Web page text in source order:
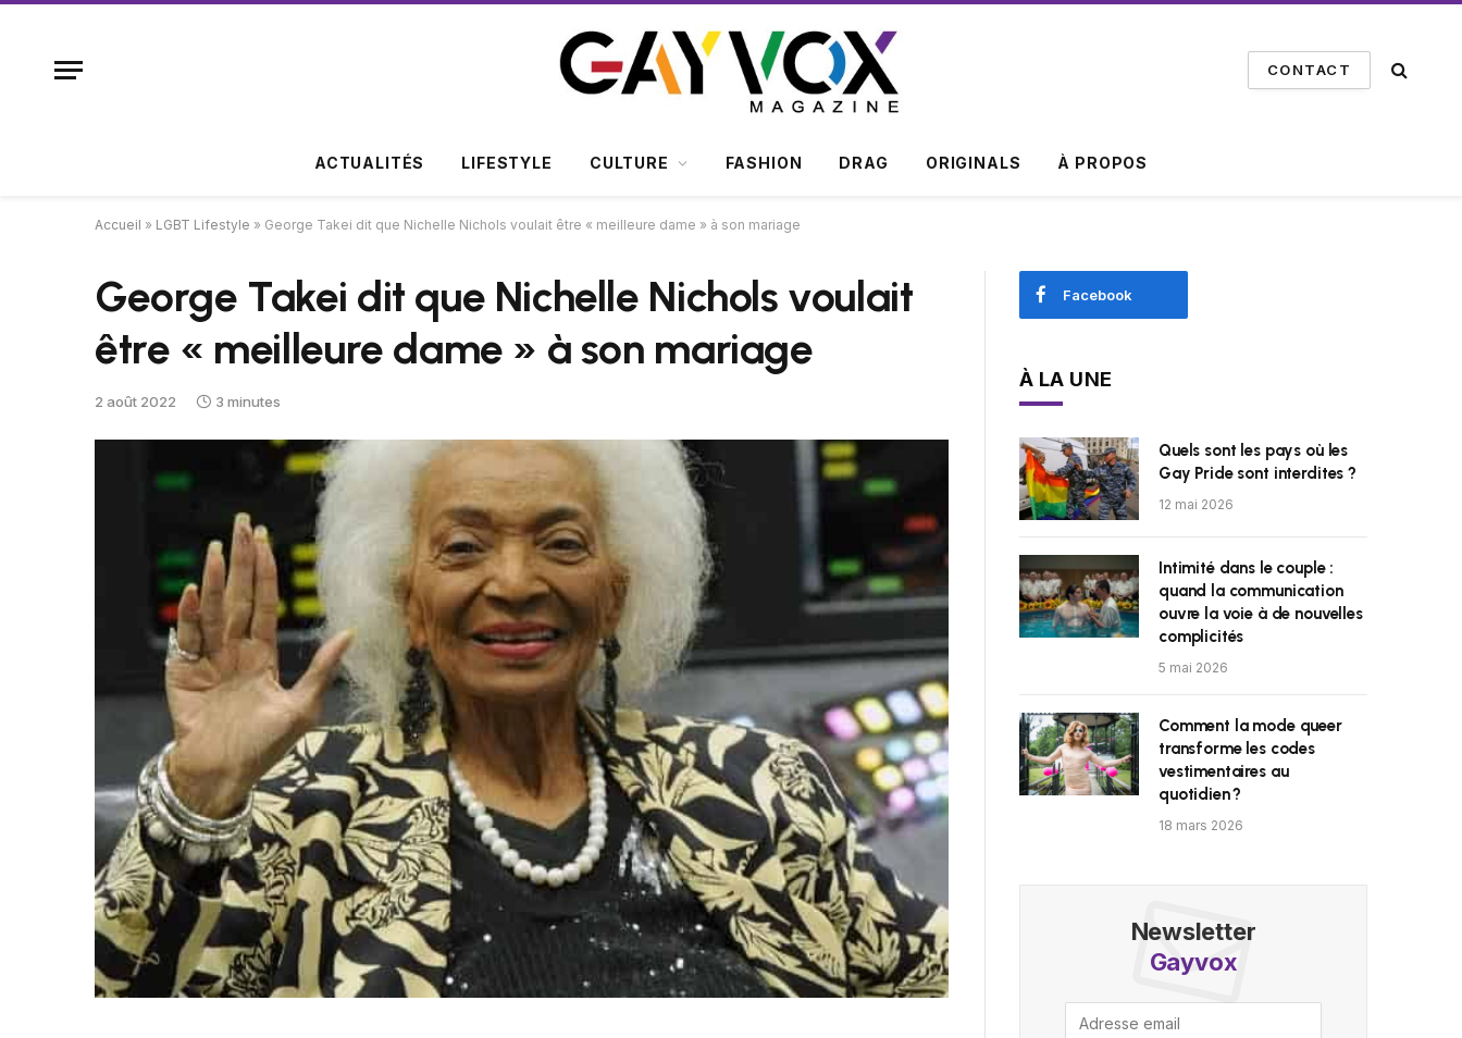
CONTACT
ACTUALITÉS LIFESTYLE CULTURE FASHION DRAG ORIGINALS À PROPOS
Accueil » LGBT Lifestyle » George Takei dit que Nichelle Nichols voulait être « meilleure dame » à son mariage
George Takei dit que Nichelle Nichols voulait
être « meilleure dame » à son mariage
2 août 2022 3 minutes
Facebook
À LA UNE
Quels sont les pays où les
Gay Pride sont interdites ?
12 mai 2026
Intimité dans le couple :
quand la communication
ouvre la voie à de nouvelles
complicités
5 mai 2026
Comment la mode queer
transforme les codes
vestimentaires au
quotidien ?
18 mars 2026
Newsletter
Gayvox